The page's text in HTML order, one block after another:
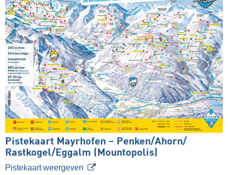
Pistekaart Mayrhofen – Penken/​Ahorn/​
Rastkogel/​Eggalm (Mountopolis)
Pistekaart weergeven